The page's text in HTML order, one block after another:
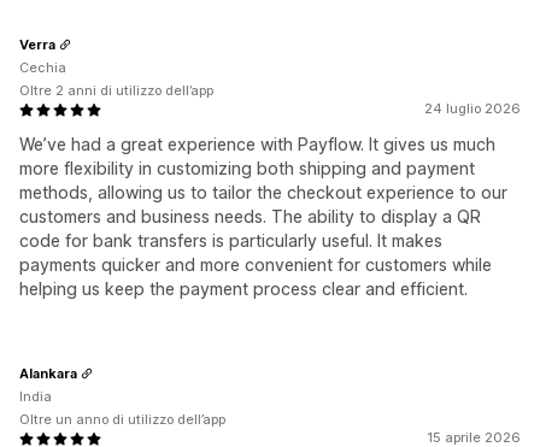
24 luglio 2026
We’ve had a great experience with Payflow. It gives us much
more flexibility in customizing both shipping and payment
methods, allowing us to tailor the checkout experience to our
customers and business needs. The ability to display a QR
code for bank transfers is particularly useful. It makes
payments quicker and more convenient for customers while
helping us keep the payment process clear and efficient.
Verra
Cechia
Oltre 2 anni di utilizzo dell’app
15 aprile 2026
Alankara
India
Oltre un anno di utilizzo dell’app